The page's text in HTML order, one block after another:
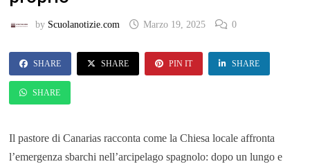
by Scuolanotizie.com Marzo 19, 2025 0
SHARE SHARE PIN IT SHARE
SHARE
Il pastore di Canarias racconta come la Chiesa locale affronta
l’emergenza sbarchi nell’arcipelago spagnolo: dopo un lungo e